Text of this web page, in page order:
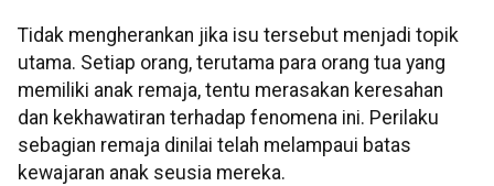
Tidak mengherankan jika isu tersebut menjadi topik
utama. Setiap orang, terutama para orang tua yang
memiliki anak remaja, tentu merasakan keresahan
dan kekhawatiran terhadap fenomena ini. Perilaku
sebagian remaja dinilai telah melampaui batas
kewajaran anak seusia mereka.